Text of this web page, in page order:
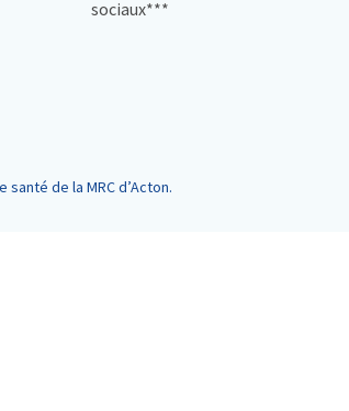
sociaux***
de la MRC d’Acton.